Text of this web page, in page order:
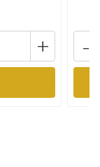
+ -